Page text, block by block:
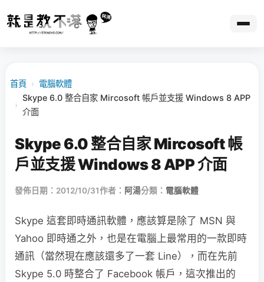
首頁 › 電腦軟體
›
Skype 6.0 整合自家 Mircosoft 帳戶並支援 Windows 8 APP
介面
Skype 6.0 整合自家 Mircosoft 帳
戶並支援 Windows 8 APP 介面
發佈日期：2012/10/31作者： 阿湯分類： 電腦軟體
Skype 這套即時通訊軟體，應該算是除了 MSN 與
Yahoo 即時通之外，也是在電腦上最常用的一款即時
通訊（當然現在應該還多了一套 Line），而在先前
Skype 5.0 時整合了 Facebook 帳戶，這次推出的